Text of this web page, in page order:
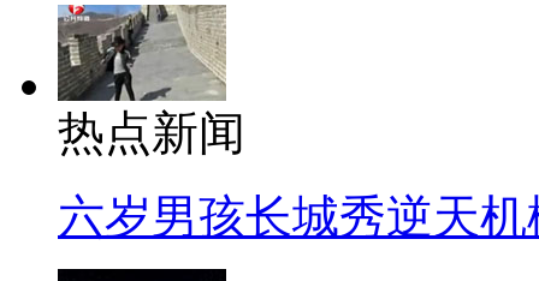
热点新闻
六岁男孩长城秀逆天机